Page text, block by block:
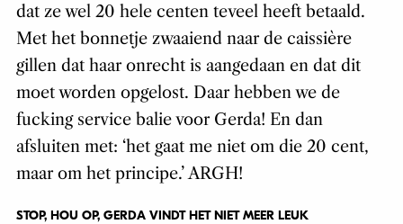
dat ze wel 20 hele centen teveel heeft betaald.
Met het bonnetje zwaaiend naar de caissière
gillen dat haar onrecht is aangedaan en dat dit
moet worden opgelost. Daar hebben we de
fucking service balie voor Gerda! En dan
afsluiten met: ‘het gaat me niet om die 20 cent,
maar om het principe.’ ARGH!
STOP, HOU OP, GERDA VINDT HET NIET MEER LEUK